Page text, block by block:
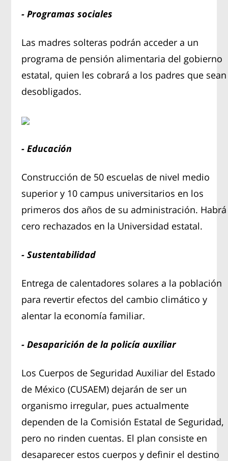
- Programas sociales
Las madres solteras podrán acceder a un
programa de pensión alimentaria del gobierno
estatal, quien les cobrará a los padres que sean
desobligados.
- Educación
Construcción de 50 escuelas de nivel medio
superior y 10 campus universitarios en los
primeros dos años de su administración. Habrá
cero rechazados en la Universidad estatal.
- Sustentabilidad
Entrega de calentadores solares a la población
para revertir efectos del cambio climático y
alentar la economía familiar.
- Desaparición de la policía auxiliar
Los Cuerpos de Seguridad Auxiliar del Estado
de México (CUSAEM) dejarán de ser un
organismo irregular, pues actualmente
dependen de la Comisión Estatal de Seguridad,
pero no rinden cuentas. El plan consiste en
desaparecer estos cuerpos y definir el destino